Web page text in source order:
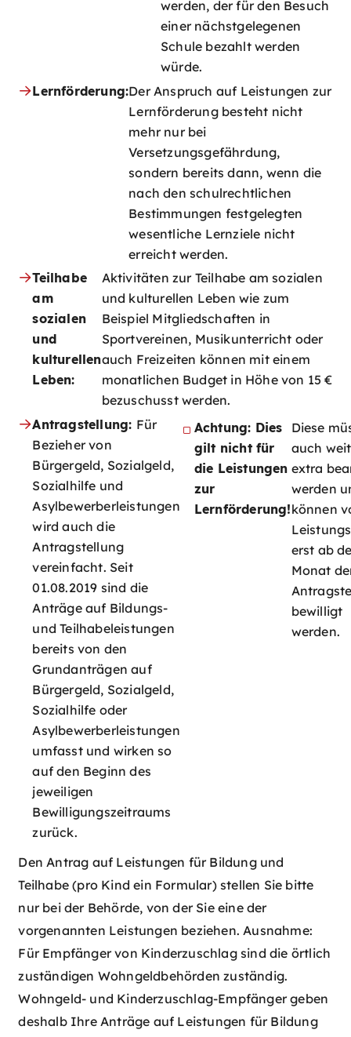
werden, der für den Besuch
einer nächstgelegenen
Schule bezahlt werden
würde.
Lernförderung:Der Anspruch auf Leistungen zur
Lernförderung besteht nicht
mehr nur bei
Versetzungsgefährdung,
sondern bereits dann, wenn die
nach den schulrechtlichen
Bestimmungen festgelegten
wesentliche Lernziele nicht
erreicht werden.
Teilhabe
am
sozialen
und
kulturellen
Leben:
Aktivitäten zur Teilhabe am sozialen
und kulturellen Leben wie zum
Beispiel Mitgliedschaften in
Sportvereinen, Musikunterricht oder
auch Freizeiten können mit einem
monatlichen Budget in Höhe von 15 €
bezuschusst werden.
Antragstellung: Für
Bezieher von
Bürgergeld, Sozialgeld,
Sozialhilfe und
Asylbewerberleistungen
wird auch die
Antragstellung
vereinfacht. Seit
01.08.2019 sind die
Anträge auf Bildungs-
und Teilhabeleistungen
bereits von den
Grundanträgen auf
Bürgergeld, Sozialgeld,
Sozialhilfe oder
Asylbewerberleistungen
umfasst und wirken so
auf den Beginn des
jeweiligen
Bewilligungszeitraums
zurück.
Achtung: Dies
gilt nicht für
die Leistungen
zur
Lernförderung!
Diese
auch
extra
werden
können
erst ab
Monat
bewilligt
werden.
Den Antrag auf Leistungen für Bildung und
Teilhabe (pro Kind ein Formular) stellen Sie bitte
nur bei der Behörde, von der Sie eine der
vorgenannten Leistungen beziehen. Ausnahme:
Für Empfänger von Kinderzuschlag sind die örtlich
zuständigen Wohngeldbehörden zuständig.
Wohngeld- und Kinderzuschlag-Empfänger geben
deshalb Ihre Anträge auf Leistungen für Bildung